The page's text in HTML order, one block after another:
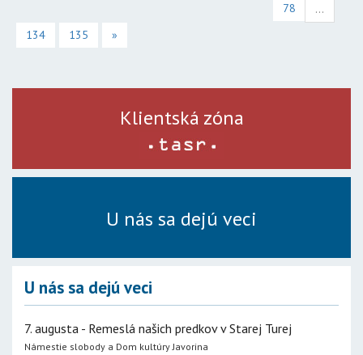
78
...
134
135 »
Klientská zóna
U nás sa dejú veci
U nás sa dejú veci
7. augusta - Remeslá našich predkov v Starej Turej
Námestie slobody a Dom kultúry Javorina